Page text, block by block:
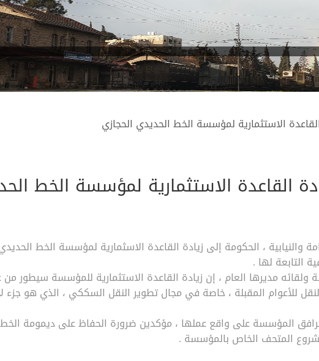
القاعدة الاستثمارية لمؤسسة الخط الحديدي الحجازي
القاعدة الاستثمارية لمؤسسة الخط
والنيابية ، الحكومة إلى زيادة القاعدة الاسثمارية لمؤسسة الخط
التابعة لها .
مديرها العام ، إن زيادة القاعدة الاستثمارية للمؤسسة سيطور من
للأعوام المقبلة ، خاصة في مجال تطوير النقل السككي ، الذي هو جزء
المؤسسة على واقع عملها ، مؤكدين ضرورة الحفاظ على ديمومة الخط
المتحف الخاص بالمؤسسة .